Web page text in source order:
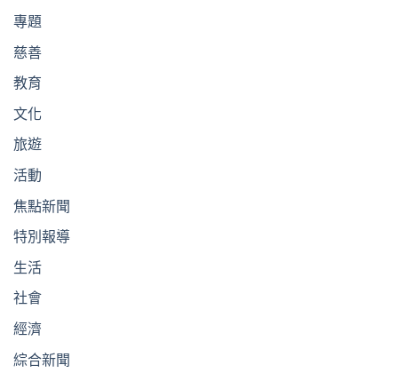
專題
慈善
教育
文化
旅遊
活動
焦點新聞
特別報導
生活
社會
經濟
綜合新聞